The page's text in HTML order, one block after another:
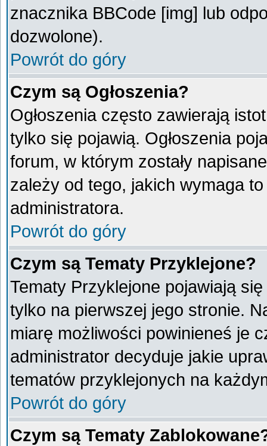
znacznika BBCode [img] lub
dozwolone).
Powrót do góry
Czym są Ogłoszenia?
Ogłoszenia często zawierają
tylko się pojawią. Ogłoszenia
forum, w którym zostały
zależy od tego, jakich wymaga
administratora.
Powrót do góry
Czym są Tematy Przyklejone?
Tematy Przyklejone pojawiają
tylko na pierwszej jego stronie.
miarę możliwości powinieneś je
administrator decyduje jakie
tematów przyklejonych na
Powrót do góry
Czym są Tematy